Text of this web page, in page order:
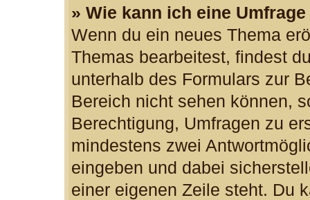
» Wie kann ich eine
Wenn du ein neues Thema
Themas bearbeitest, findest
unterhalb des Formulars zur
Bereich nicht sehen können,
Berechtigung, Umfragen zu
mindestens zwei
eingeben und dabei
einer eigenen Zeile steht. Du